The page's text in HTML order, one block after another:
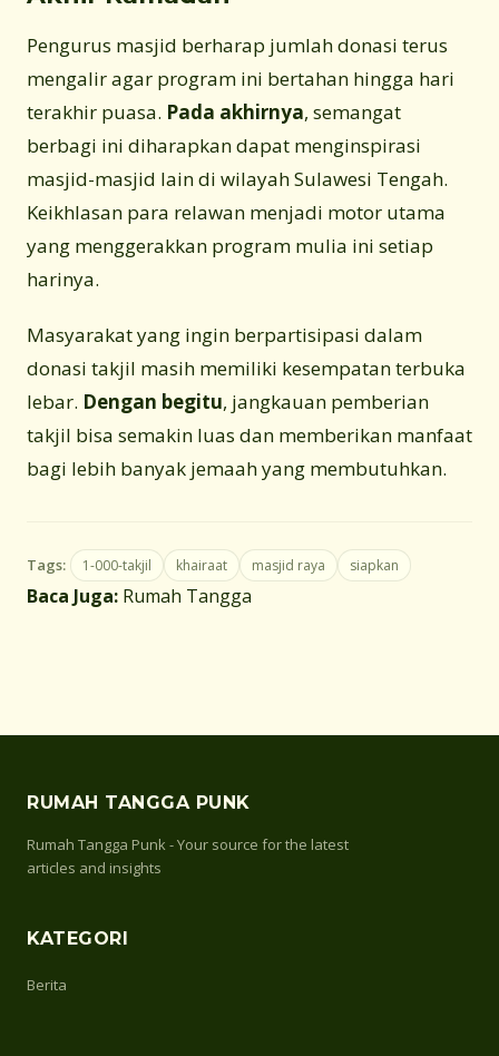
Pengurus masjid berharap jumlah donasi terus
mengalir agar program ini bertahan hingga hari
terakhir puasa. Pada akhirnya, semangat
berbagi ini diharapkan dapat menginspirasi
masjid-masjid lain di wilayah Sulawesi Tengah.
Keikhlasan para relawan menjadi motor utama
yang menggerakkan program mulia ini setiap
harinya.
Masyarakat yang ingin berpartisipasi dalam
donasi takjil masih memiliki kesempatan terbuka
lebar. Dengan begitu, jangkauan pemberian
takjil bisa semakin luas dan memberikan manfaat
bagi lebih banyak jemaah yang membutuhkan.
Tags: 1-000-takjil khairaat masjid raya siapkan
Baca Juga: Rumah Tangga
RUMAH TANGGA PUNK
Rumah Tangga Punk - Your source for the latest
articles and insights
KATEGORI
Berita